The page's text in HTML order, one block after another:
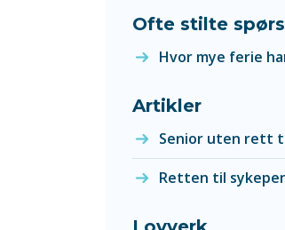
Ofte stilte
Hvor mye ferie
Artikler
Senior uten rett
Retten til